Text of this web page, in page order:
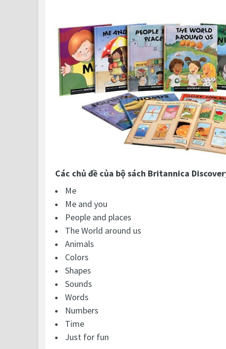
Các chủ đề của bộ sách Britannica
Me
Me and you
People and places
The World around us
Animals
Colors
Shapes
Sounds
Words
Numbers
Time
Just for fun